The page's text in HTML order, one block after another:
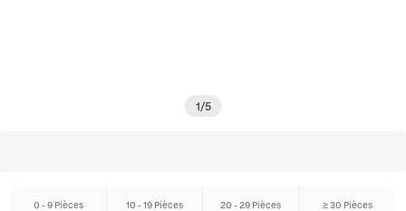
1/5
0 - 9 Pièces 10 - 19 Pièces 20 - 29 Pièces ≥ 30 Pièces